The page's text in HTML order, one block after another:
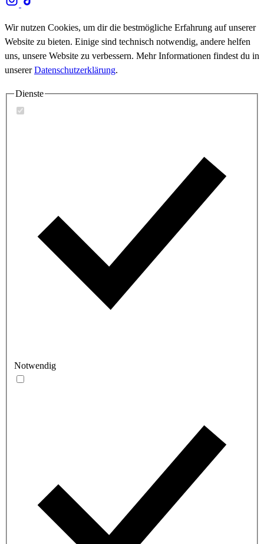
Wir nutzen Cookies, um dir die bestmögliche Erfahrung auf unserer
Website zu bieten. Einige sind technisch notwendig, andere helfen
uns, unsere Website zu verbessern. Mehr Informationen findest du in
unsererDatenschutzerklärung.
Dienste
Notwendig